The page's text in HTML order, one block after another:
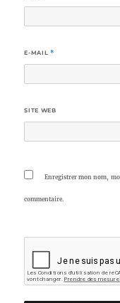
E-MAIL *
SITE WEB
Enregistrer mon nom,
commentaire.